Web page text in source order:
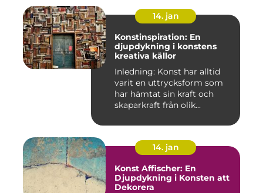
14. jan
Konstinspiration: En
djupdykning i konstens
kreativa källor
Inledning: Konst har alltid
varit en uttrycksform som
har hämtat sin kraft och
skaparkraft från olik...
14. jan
Konst Affischer: En
Djupdykning i Konsten att
Dekorera